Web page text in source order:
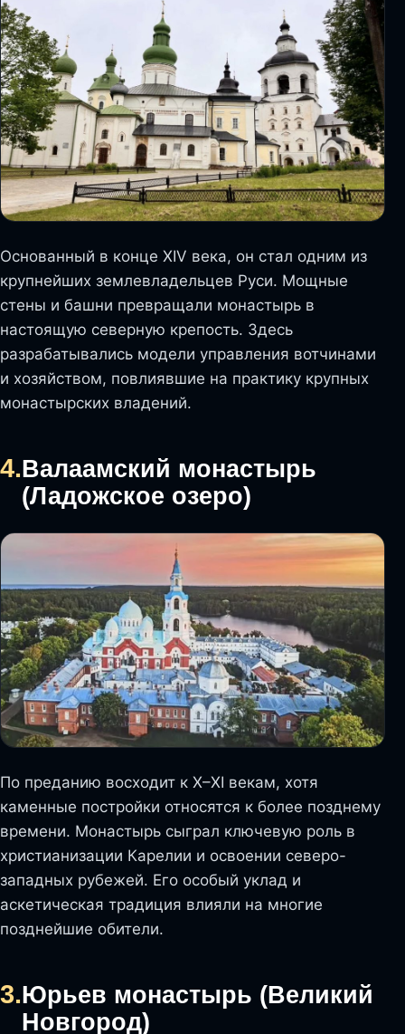
Основанный в конце XIV века, он стал одним из
крупнейших землевладельцев Руси. Мощные
стены и башни превращали монастырь в
настоящую северную крепость. Здесь
разрабатывались модели управления вотчинами
и хозяйством, повлиявшие на практику крупных
монастырских владений.
4.Валаамский монастырь
(Ладожское озеро)
По преданию восходит к X–XI векам, хотя
каменные постройки относятся к более позднему
времени. Монастырь сыграл ключевую роль в
христианизации Карелии и освоении северо-
западных рубежей. Его особый уклад и
аскетическая традиция влияли на многие
позднейшие обители.
3.Юрьев монастырь (Великий
Новгород)